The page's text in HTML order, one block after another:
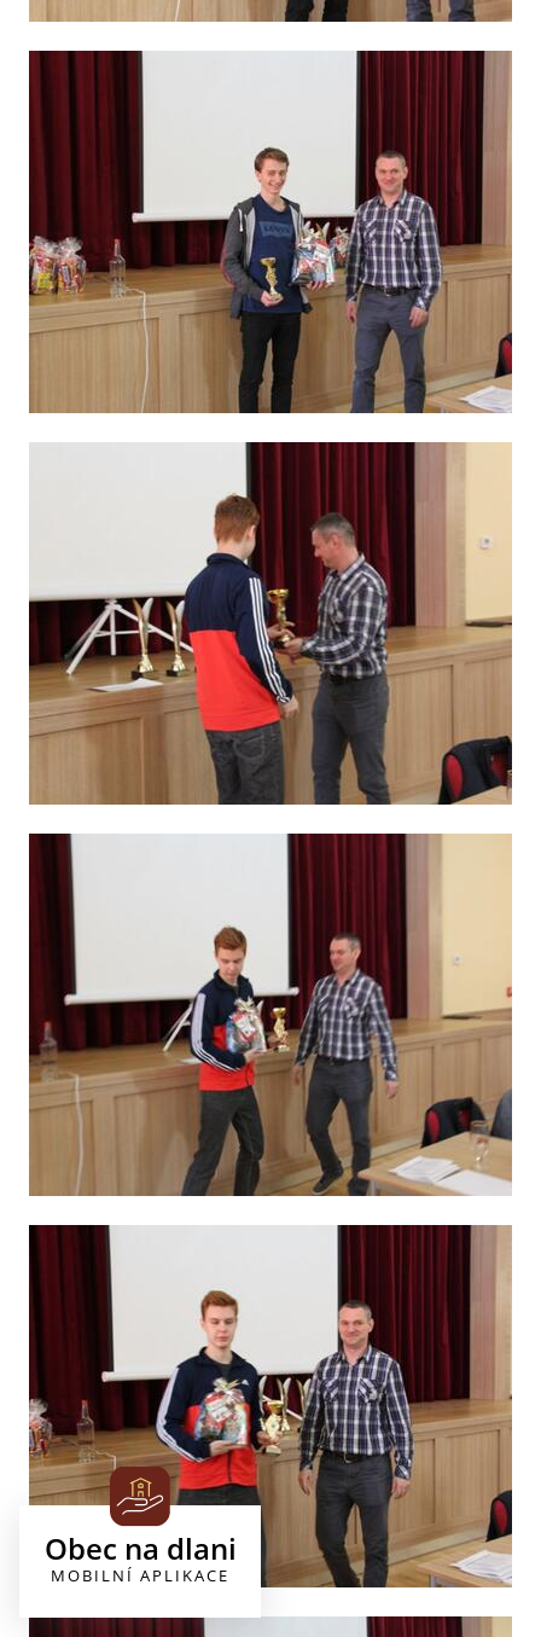
Obec na dlani
MOBILNÍ APLIKACE